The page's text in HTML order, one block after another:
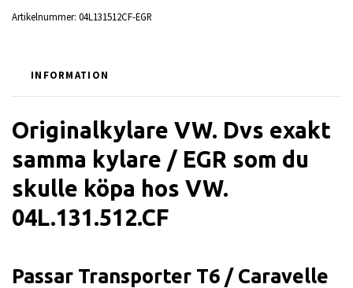
Artikelnummer: 04L131512CF-EGR
INFORMATION
Originalkylare VW. Dvs exakt
samma kylare / EGR som du
skulle köpa hos VW.
04L.131.512.CF
Passar Transporter T6 / Caravelle